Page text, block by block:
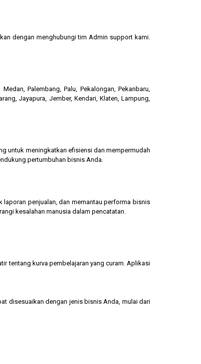
dengan menghubungi tim Admin support kami.
Palembang, Palu, Pekalongan, Pekanbaru,
Jayapura, Jember, Kendari, Klaten, Lampung,
untuk meningkatkan efisiensi dan mempermudah
pertumbuhan bisnis Anda.
penjualan, dan memantau performa bisnis
kesalahan manusia dalam pencatatan.
tentang kurva pembelajaran yang curam. Aplikasi
disesuaikan dengan jenis bisnis Anda, mulai dari